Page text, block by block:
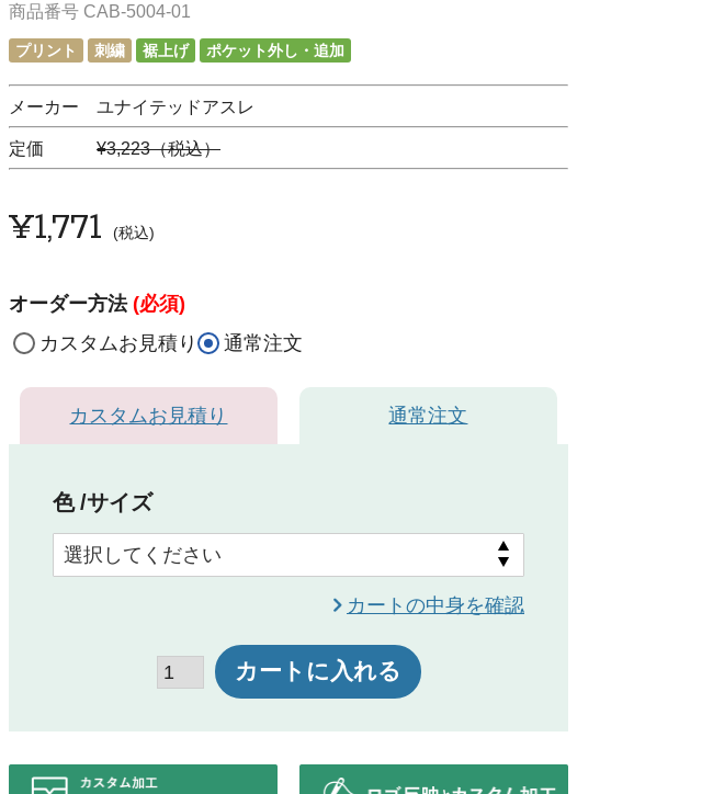
商品番号 CAB-5004-01
プリント 刺繍 裾上げ ポケット外し・追加
メーカー ユナイテッドアスレ
定価 ¥3,223（税込）
¥1,771 税込
オーダー方法 (必須)
カスタムお見積り
通常注文
カスタムお見積り 通常注文
色 サイズ
カートの中身を確認
カートに入れる